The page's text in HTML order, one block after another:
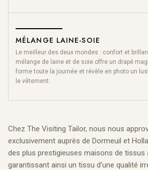
MÉLANGE LAINE-SOIE
Le meilleur des deux mondes : confort et
mélange de laine et de soie offre un drapé
forme toute la journée et révèle en photo un
le vêtement.
Chez The Visiting Tailor, nous nous
exclusivement auprès de Dormeuil et
des plus prestigieuses maisons de tissus
garantissant ainsi un tissu d’une qualité